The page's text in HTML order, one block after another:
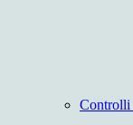
Controlli